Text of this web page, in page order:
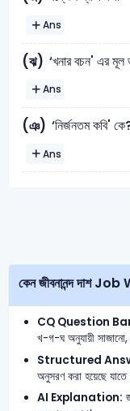
Ans
(ঝ) ‘খনার বচন' এর মূল
Ans
(ঞ) ‘নির্জনতম কবি'
Ans
কেন জীবনানন্দ দাশ
CQ Question
খ-গ-ঘ অনুযায়ী সাজানো,
Structured
অনুসরণ করা হয়েছে যাতে
AI Explanation: